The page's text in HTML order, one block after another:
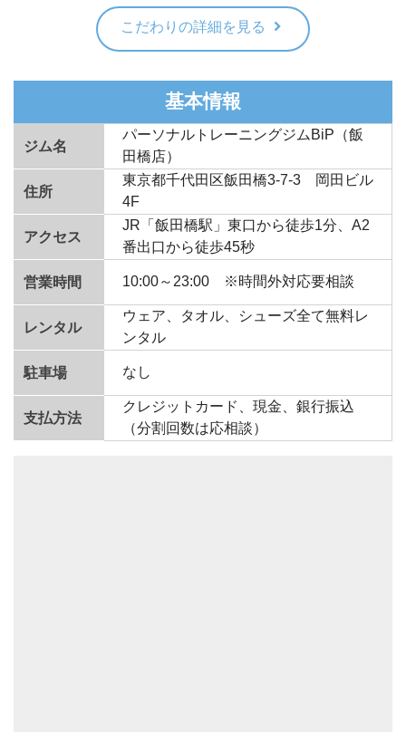
こだわりの詳細を見る
基本情報
ジム名
パーソナルトレーニングジムBiP（飯
田橋店）
住所
東京都千代田区飯田橋3-7-3 岡田ビル
4F
アクセス
JR「飯田橋駅」東口から徒歩1分、A2
番出口から徒歩45秒
営業時間 10:00～23:00 ※時間外対応要相談
レンタル
ウェア、タオル、シューズ全て無料レ
ンタル
駐車場 なし
支払方法
クレジットカード、現金、銀行振込
（分割回数は応相談）